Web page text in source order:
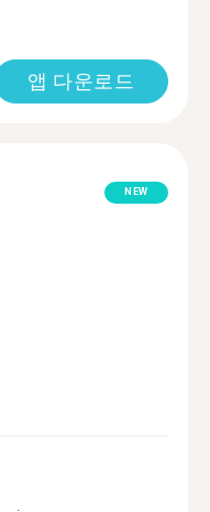
앱 다운로드
NEW